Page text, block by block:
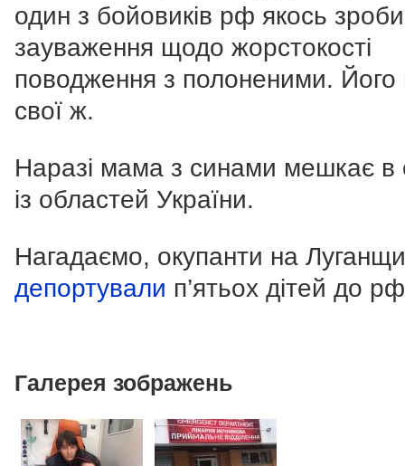
один з бойовиків рф якось
зауваження щодо жорстокості
поводження з полоненими. Його
свої ж.
Наразі мама з синами мешкає в
із областей України.
Нагадаємо, окупанти на
депортували п’ятьох дітей до
Галерея зображень